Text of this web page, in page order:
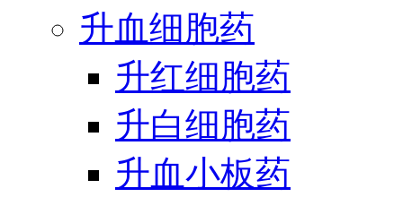
升血细胞药
升红细胞药
升白细胞药
升血小板药